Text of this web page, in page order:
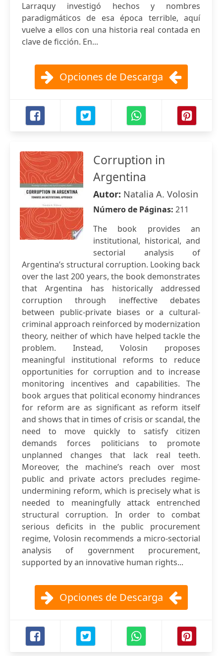
Larraquy investigó hechos y nombres
paradigmáticos de esa época terrible, aquí
vuelve a ellos con una historia real contada en
clave de ficción. En...
Opciones de Descarga
Corruption in
Argentina
Autor: Natalia A. Volosin
Número de Páginas: 211
The book provides an
institutional, historical, and
sectorial analysis of
Argentina’s structural corruption. Looking back
over the last 200 years, the book demonstrates
that Argentina has historically addressed
corruption through ineffective debates
between public-private biases or a cultural-
criminal approach reinforced by modernization
theory, neither of which have helped tackle the
problem. Instead, Volosin proposes
meaningful institutional reforms to reduce
opportunities for corruption and to increase
monitoring incentives and capabilities. The
book argues that political economy hindrances
for reform are as significant as reform itself
and shows that in times of crisis or scandal, the
need to move quickly to satisfy citizen
demands forces politicians to promote
unplanned changes that lack real teeth.
Moreover, the machine’s reach over most
public and private actors precludes regime-
undermining reform, which is precisely what is
needed to meaningfully attack entrenched
structural corruption. In order to combat
serious deficits in the public procurement
regime, Volosin recommends a micro-sectorial
analysis of government procurement,
supported by an innovative human rights...
Opciones de Descarga